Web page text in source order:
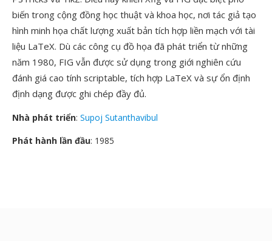
biến trong cộng đồng học thuật và khoa học, nơi tác giả tạo
hình minh họa chất lượng xuất bản tích hợp liền mạch với tài
liệu LaTeX. Dù các công cụ đồ họa đã phát triển từ những
năm 1980, FIG vẫn được sử dụng trong giới nghiên cứu
đánh giá cao tính scriptable, tích hợp LaTeX và sự ổn định
định dạng được ghi chép đầy đủ.
Nhà phát triển: Supoj Sutanthavibul
Phát hành lần đầu: 1985